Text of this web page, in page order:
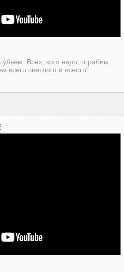
Всех, кого надо, ограбим.
всего светлого и ясного"